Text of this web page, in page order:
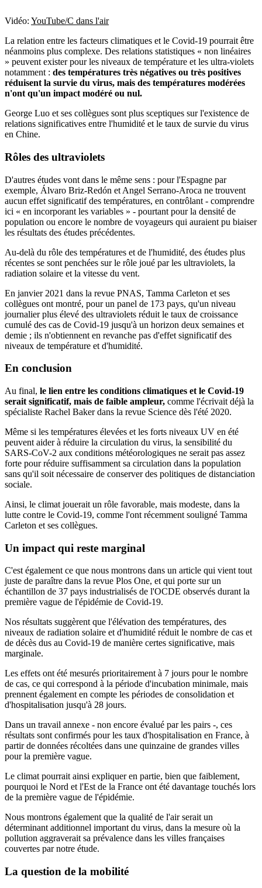
Vidéo: YouTube/C dans l'air
La relation entre les facteurs climatiques et le Covid-19 pourrait être
néanmoins plus complexe. Des relations statistiques « non linéaires
» peuvent exister pour les niveaux de température et les ultra-violets
notamment : des températures très négatives ou très positives
réduisent la survie du virus, mais des températures modérées
n'ont qu'un impact modéré ou nul.
George Luo et ses collègues sont plus sceptiques sur l'existence de
relations significatives entre l'humidité et le taux de survie du virus
en Chine.
Rôles des ultraviolets
D'autres études vont dans le même sens : pour l'Espagne par
exemple, Álvaro Briz-Redón et Angel Serrano-Aroca ne trouvent
aucun effet significatif des températures, en contrôlant - comprendre
ici « en incorporant les variables » - pourtant pour la densité de
population ou encore le nombre de voyageurs qui auraient pu biaiser
les résultats des études précédentes.
Au-delà du rôle des températures et de l'humidité, des études plus
récentes se sont penchées sur le rôle joué par les ultraviolets, la
radiation solaire et la vitesse du vent.
En janvier 2021 dans la revue PNAS, Tamma Carleton et ses
collègues ont montré, pour un panel de 173 pays, qu'un niveau
journalier plus élevé des ultraviolets réduit le taux de croissance
cumulé des cas de Covid-19 jusqu'à un horizon deux semaines et
demie ; ils n'obtiennent en revanche pas d'effet significatif des
niveaux de température et d'humidité.
En conclusion
Au final, le lien entre les conditions climatiques et le Covid-19
serait significatif, mais de faible ampleur, comme l'écrivait déjà la
spécialiste Rachel Baker dans la revue Science dès l'été 2020.
Même si les températures élevées et les forts niveaux UV en été
peuvent aider à réduire la circulation du virus, la sensibilité du
SARS-CoV-2 aux conditions météorologiques ne serait pas assez
forte pour réduire suffisamment sa circulation dans la population
sans qu'il soit nécessaire de conserver des politiques de distanciation
sociale.
Ainsi, le climat jouerait un rôle favorable, mais modeste, dans la
lutte contre le Covid-19, comme l'ont récemment souligné Tamma
Carleton et ses collègues.
Un impact qui reste marginal
C'est également ce que nous montrons dans un article qui vient tout
juste de paraître dans la revue Plos One, et qui porte sur un
échantillon de 37 pays industrialisés de l'OCDE observés durant la
première vague de l'épidémie de Covid-19.
Nos résultats suggèrent que l'élévation des températures, des
niveaux de radiation solaire et d'humidité réduit le nombre de cas et
de décès dus au Covid-19 de manière certes significative, mais
marginale.
Les effets ont été mesurés prioritairement à 7 jours pour le nombre
de cas, ce qui correspond à la période d'incubation minimale, mais
prennent également en compte les périodes de consolidation et
d'hospitalisation jusqu'à 28 jours.
Dans un travail annexe - non encore évalué par les pairs -, ces
résultats sont confirmés pour les taux d'hospitalisation en France, à
partir de données récoltées dans une quinzaine de grandes villes
pour la première vague.
Le climat pourrait ainsi expliquer en partie, bien que faiblement,
pourquoi le Nord et l'Est de la France ont été davantage touchés lors
de la première vague de l'épidémie.
Nous montrons également que la qualité de l'air serait un
déterminant additionnel important du virus, dans la mesure où la
pollution aggraverait sa prévalence dans les villes françaises
couvertes par notre étude.
La question de la mobilité